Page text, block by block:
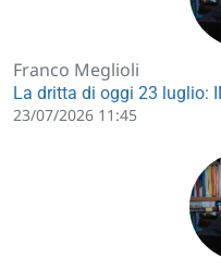
Franco Meglioli
La dritta di oggi 23 luglio:
23/07/2026 11:45